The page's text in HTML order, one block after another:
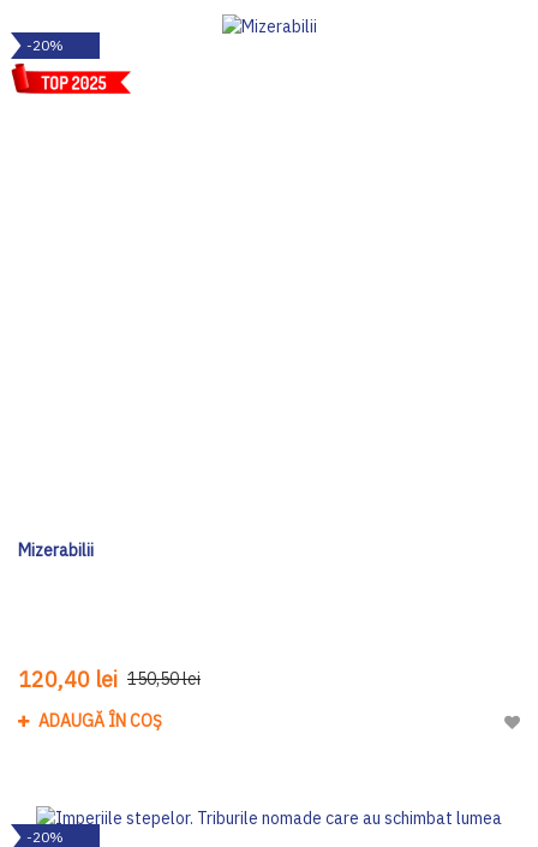
-20%
Mizerabilii
120,40 lei 150,50 lei
ADAUGĂ ÎN COȘ
-20%